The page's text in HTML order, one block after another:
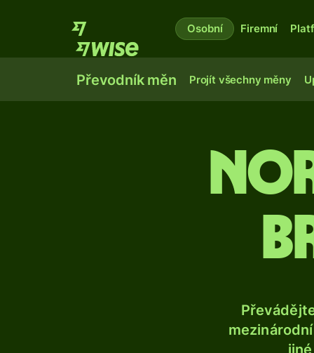
Osobní Firemní
Převodník měn Projít všechny měny